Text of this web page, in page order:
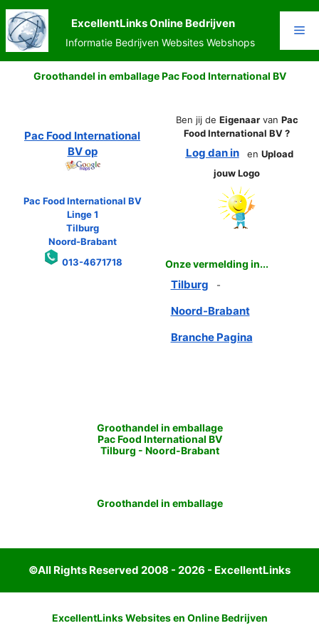
Ga
naar
de
inhoud
ExcellentLinks Online Bedrijven
Informatie Bedrijven Websites Webshops
Groothandel in emballage Pac Food International BV
Pac Food International
BV op
Pac Food International BV
Linge 1
Tilburg
Noord-Brabant
013-4671718
Ben jij de Eigenaarvan Pac
Food International BV ?
Log dan in en Upload
jouw Logo
Onze vermelding in...
Tilburg -
Noord-Brabant
Branche Pagina
Groothandel in emballage
Pac Food International BV
Tilburg - Noord-Brabant
Groothandel in emballage
©All Rights Reserved 2008 - 2026 - ExcellentLinks
ExcellentLinks Websites en Online Bedrijven